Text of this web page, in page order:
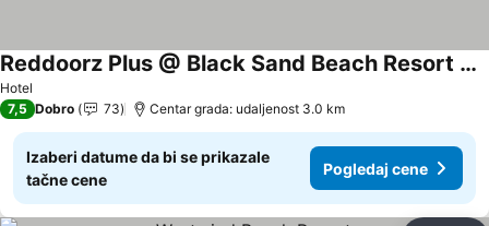
Hotel
Reddoorz Plus @ Black Sand Beach Resort Bataan
Pogledaj cene
7,5 Dobro 73 Centar grada: udaljenost 3.0 km
Izaberi datume da bi se prikazale
tačne cene
Pogledaj cene